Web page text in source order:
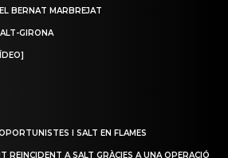
BERNAT MARBREJAT
GIRONA
I SALT EN FLAMES
REINCIDENT A SALT GRÀCIES A UNA OPERACIÓ